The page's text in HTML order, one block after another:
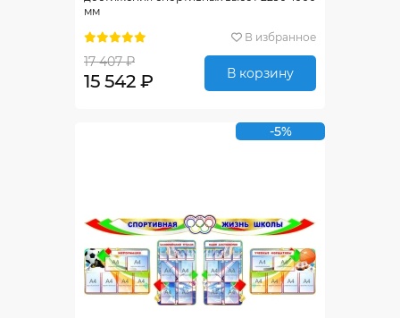
мм
В избранное
17 407 ₽
15 542 ₽ В корзину
-5%